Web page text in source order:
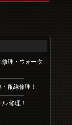
理・ウォータ
配線修理！
修理！